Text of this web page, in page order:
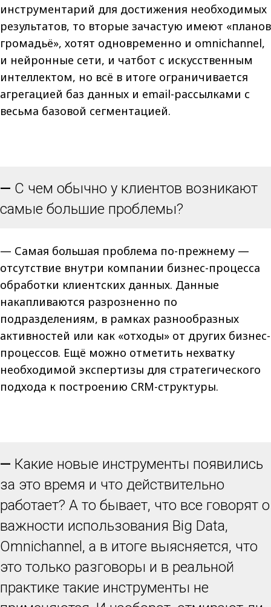
инструментарий для достижения необходимых
результатов, то вторые зачастую имеют «планов
громадьё», хотят одновременно и omnichannel,
и нейронные сети, и чатбот с искусственным
интеллектом, но всё в итоге ограничивается
агрегацией баз данных и email-рассылками с
весьма базовой сегментацией.
— С чем обычно у клиентов возникают
самые большие проблемы?
— Самая большая проблема по-прежнему —
отсутствие внутри компании бизнес-процесса
обработки клиентских данных. Данные
накапливаются разрозненно по
подразделениям, в рамках разнообразных
активностей или как «отходы» от других бизнес-
процессов. Ещё можно отметить нехватку
необходимой экспертизы для стратегического
подхода к построению CRM-структуры.
— Какие новые инструменты появились
за это время и что действительно
работает? А то бывает, что все говорят о
важности использования Big Data,
Omnichannel, а в итоге выясняется, что
это только разговоры и в реальной
практике такие инструменты не